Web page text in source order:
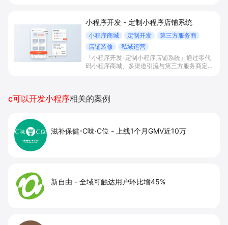
小程序开发 - 定制小程序店铺系统
小程序商城 定制开发
第三方服务商
店铺装修
私域运营
「小程序开发-定制小程序店铺系统」通过零代
码小程序商城、多渠道引流与第三方服务商定制
增长。
c可以开发小程序相关的案例
滋补保健-C味·C位 - 上线1个月GMV近10万
新自由 - 全域可触达用户环比增45%